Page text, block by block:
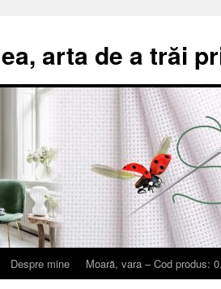
arta de a trăi
Despre mine Moară, vara – Cod produs: